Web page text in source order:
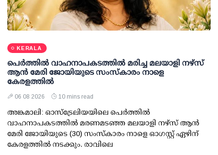
KERALA
പെർത്തിൽ വാഹനാപകടത്തിൽ മരിച്ച മലയാളി നഴ്സ്
ആൻ മേരി ജോയിയുടെ സംസ്കാരം നാളെ
കേരളത്തിൽ
06 08 2026 10 mins read
അങ്കമാലി: ഓസ്‌ട്രേലിയയിലെ പെർത്തിൽ
വാഹനാപകടത്തിൽ മരണമടഞ്ഞ മലയാളി നഴ്സ് ആൻ
മേരി ജോയിയുടെ (30) സംസ്കാരം നാളെ ഓഗസ്റ്റ് ഏഴിന്
കേരളത്തിൽ നടക്കും. രാവിലെ